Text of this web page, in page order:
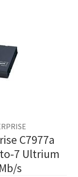
C7977a
7 Ultrium
s